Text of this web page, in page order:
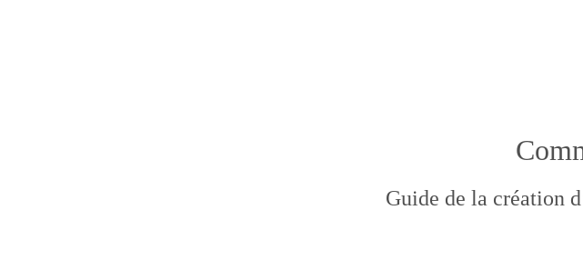
Guide de la création